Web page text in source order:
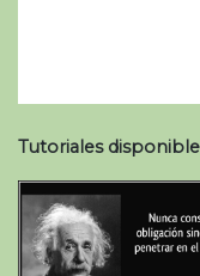
Tutoriales